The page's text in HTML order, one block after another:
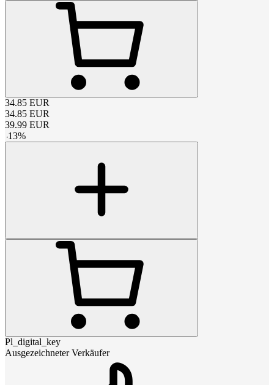
34.85 EUR
34.85 EUR
39.99 EUR
-13%
Pl_digital_key
Ausgezeichneter Verkäufer